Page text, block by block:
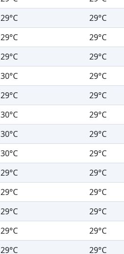
29°C
29°C
29°C
29°C
29°C
29°C
30°C
29°C
29°C
29°C
30°C
29°C
30°C
29°C
30°C
29°C
29°C
29°C
29°C
29°C
29°C
29°C
29°C
29°C
29°C
29°C